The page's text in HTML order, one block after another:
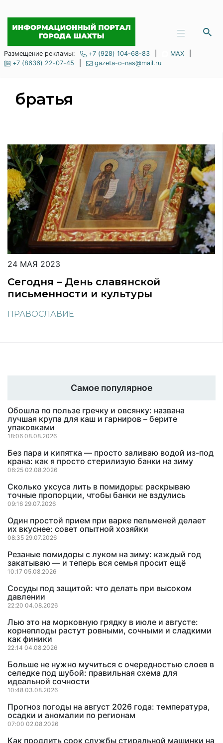
Размещение рекламы: +7 (928) 104-68-83 MAX
+7 (8636) 22-07-45
gazeta-o-nas@mail.ru
братья
24 МАЯ 2023
Сегодня – День славянской
письменности и культуры
ПРАВОСЛАВИЕ
Самое популярное
Обошла по пользе гречку и овсянку: названа
лучшая крупа для каш и гарниров – берите
упаковками
18:06 08.08.2026
Без пара и кипятка — просто заливаю водой из-под
крана: как я просто стерилизую банки на зиму
06:25 02.08.2026
Сколько уксуса лить в помидоры: раскрываю
точные пропорции, чтобы банки не вздулись
09:16 29.07.2026
Один простой прием при варке пельменей делает
их вкуснее: совет опытной хозяйки
08:35 29.07.2026
Резаные помидоры с луком на зиму: каждый год
закатываю — и теперь вся семья просит ещё
10:17 05.08.2026
Сосуды под защитой: что делать при высоком
давлении
22:20 04.08.2026
Лью это на морковную грядку в июле и августе:
корнеплоды растут ровными, сочными и сладкими
как финики
22:14 04.08.2026
Больше не нужно мучиться с очередностью слоев в
селедке под шубой: правильная схема для
идеальной сочности
10:48 03.08.2026
Прогноз погоды на август 2026 года: температура,
осадки и аномалии по регионам
07:00 02.08.2026
Как продлить срок службы стиральной машинки на